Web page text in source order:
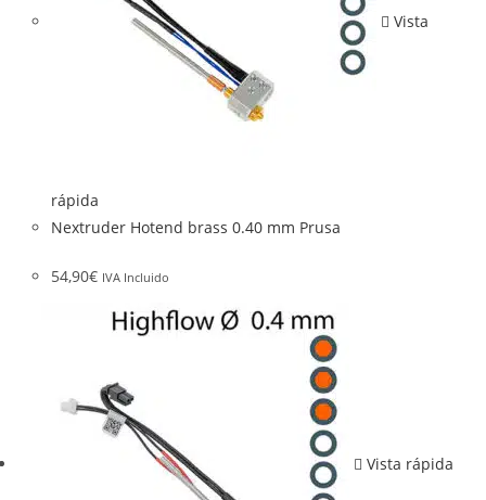
Vista
rápida
Nextruder Hotend brass 0.40 mm Prusa
54,90€ IVA Incluido
Vista rápida